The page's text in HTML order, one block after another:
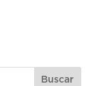
Buscar